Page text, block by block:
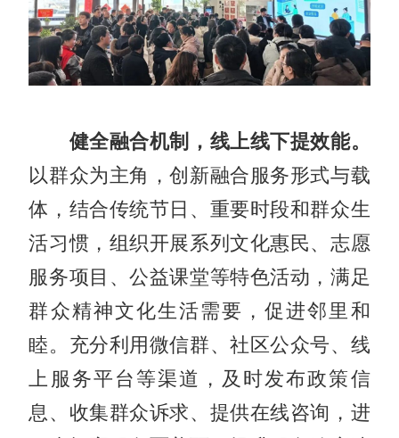
健全融合机制，线上线下提效能。
以群众为主角，创新融合服务形式与载
体，结合传统节日、重要时段和群众生
活习惯，组织开展系列文化惠民、志愿
服务项目、公益课堂等特色活动，满足
群众精神文化生活需要，促进邻里和
睦。充分利用微信群、社区公众号、线
上服务平台等渠道，及时发布政策信
息、收集群众诉求、提供在线咨询，进